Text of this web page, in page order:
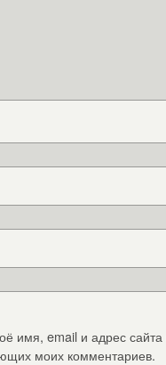
имя, email и адрес сайта
моих комментариев.